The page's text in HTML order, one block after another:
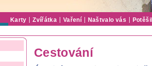
Karty Zvířátka Vaření Naštvalo vás
Cestování